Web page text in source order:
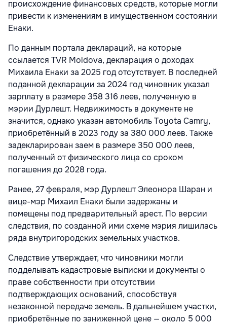
происхождение финансовых средств, которые могли
привести к изменениям в имущественном состоянии
Енаки.
По данным портала деклараций, на которые
ссылается TVR Moldova, декларация о доходах
Михаила Енаки за 2025 год отсутствует. В последней
поданной декларации за 2024 год чиновник указал
зарплату в размере 358 316 леев, полученную в
мэрии Дурлешт. Недвижимость в документе не
значится, однако указан автомобиль Toyota Camry,
приобретённый в 2023 году за 380 000 леев. Также
задекларирован заем в размере 350 000 леев,
полученный от физического лица со сроком
погашения до 2028 года.
Ранее, 27 февраля, мэр ДурлештЭлеонора Шаран и
вице-мэр Михаил Енаки были задержаны и
помещены под предварительный арест. По версии
следствия, по созданной ими схеме мэрия лишилась
ряда внутригородских земельных участков.
Следствие утверждает, что чиновники могли
подделывать кадастровые выписки и документы о
праве собственности при отсутствии
подтверждающих оснований, способствуя
незаконной передаче земель. В дальнейшем участки,
приобретённые по заниженной цене — около 5 000